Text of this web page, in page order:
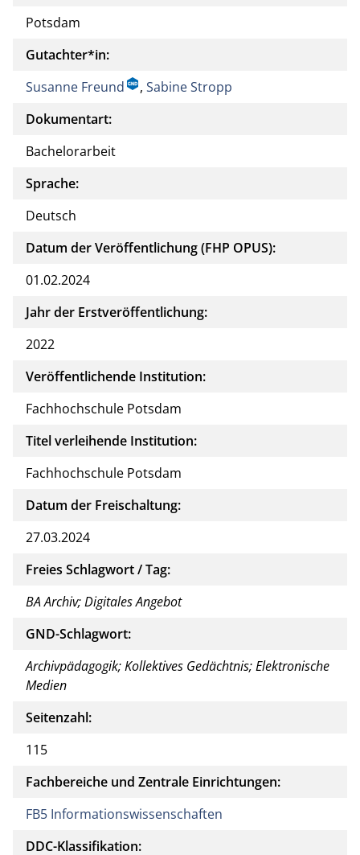
Potsdam
Gutachter*in:
Susanne Freund
, Sabine Stropp
Dokumentart:
Bachelorarbeit
Sprache:
Deutsch
Datum der Veröffentlichung (FHP OPUS):
01.02.2024
Jahr der Erstveröffentlichung:
2022
Veröffentlichende Institution:
Fachhochschule Potsdam
Titel verleihende Institution:
Fachhochschule Potsdam
Datum der Freischaltung:
27.03.2024
Freies Schlagwort / Tag:
BA Archiv; Digitales Angebot
GND-Schlagwort:
Archivpädagogik; Kollektives Gedächtnis; Elektronische
Medien
Seitenzahl:
115
Fachbereiche und Zentrale Einrichtungen:
FB5 Informationswissenschaften
DDC-Klassifikation: